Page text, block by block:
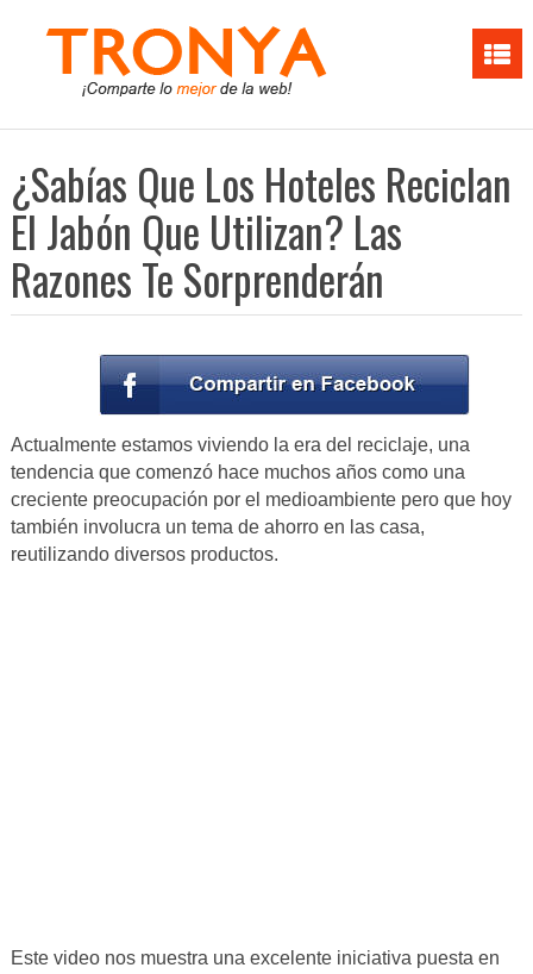
¿Sabías Que Los Hoteles Reciclan
El Jabón Que Utilizan? Las
Razones Te Sorprenderán
Actualmente estamos viviendo la era del reciclaje, una
tendencia que comenzó hace muchos años como una
creciente preocupación por el medioambiente pero que hoy
también involucra un tema de ahorro en las casa,
reutilizando diversos productos.
Este video nos muestra una excelente iniciativa puesta en